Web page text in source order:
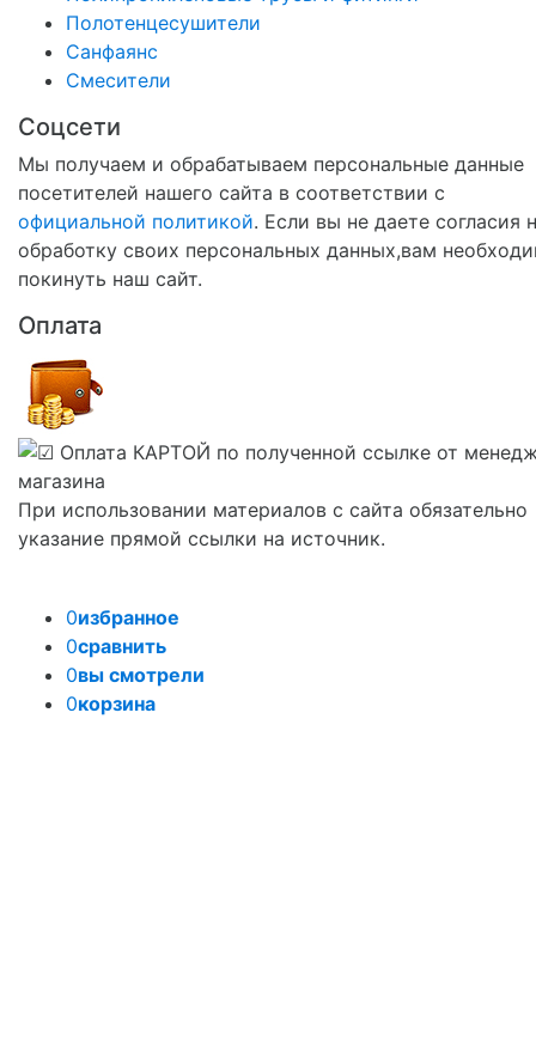
Полотенцесушители
Санфаянс
Смесители
Соцсети
Мы получаем и обрабатываем персональные данные
посетителей нашего сайта в соответствии с
официальной политикой. Если вы не даете согласия
обработку своих персональных данных,вам
покинуть наш сайт.
Оплата
При использовании материалов с сайта обязательно
указание прямой ссылки на источник.
0избранное
0сравнить
0вы смотрели
0корзина